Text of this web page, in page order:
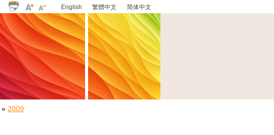
English 繁體中文 简体中文
» 2009